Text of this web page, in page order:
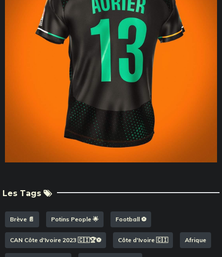
Les Tags
Brève 📄 Potins People 🌟 Football ⚽️
CAN Côte d'Ivoire 2023 🇨🇮🏆⚽️ Côte d'Ivoire 🇨🇮 Afrique